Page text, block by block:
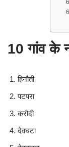
10 गांव के
हिनौती
पटपरा
करौदी
देवघटा